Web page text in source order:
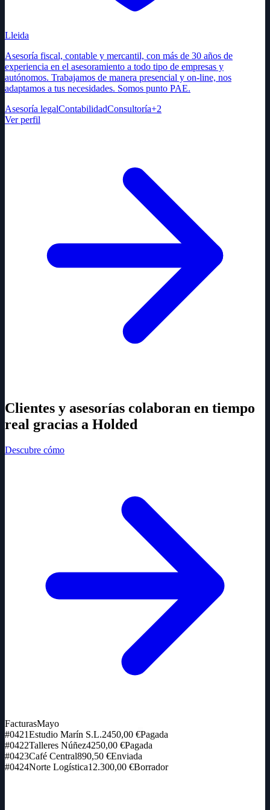
Lleida
Asesoría fiscal, contable y mercantil, con más de 30 años de
experiencia en el asesoramiento a todo tipo de empresas y
autónomos. Trabajamos de manera presencial y on-line, nos
adaptamos a tus necesidades. Somos punto PAE.
Asesoría legalContabilidadConsultoría+2
Ver perfil
Clientes y asesorías colaboran en tiempo
real gracias a Holded
Descubre cómo
FacturasMayo
#0421Estudio Marín S.L.2450,00 €Pagada
#0422Talleres Núñez4250,00 €Pagada
#0423Café Central890,50 €Enviada
#0424Norte Logística12.300,00 €Borrador